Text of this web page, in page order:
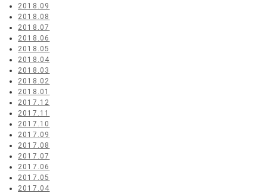
2018.09
2018.08
2018.07
2018.06
2018.05
2018.04
2018.03
2018.02
2018.01
2017.12
2017.11
2017.10
2017.09
2017.08
2017.07
2017.06
2017.05
2017.04